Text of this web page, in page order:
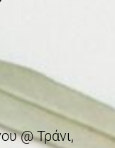
@ Τράνι,